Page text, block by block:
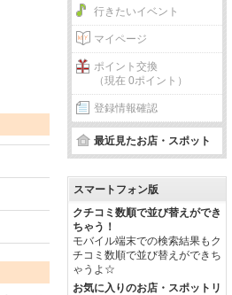
行きたいイベント
マイページ
ポイント交換
（現在 0ポイント）
登録情報確認
最近見たお店・スポット
スマートフォン版
クチコミ数順で並び替えができ
ちゃう！
モバイル端末での検索結果もク
チコミ数順で並び替えができち
ゃうよ☆
お気に入りのお店・スポットリ